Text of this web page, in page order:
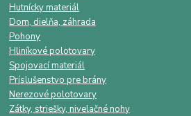
Hutnícky materiál
Dom, dielňa, záhrada
Pohony
Hliníkové polotovary
Spojovací materiál
Príslušenstvo pre brány
Nerezové polotovary
Zátky, striešky, nivelačné nohy